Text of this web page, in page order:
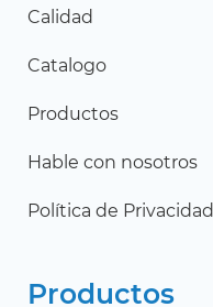
Calidad
Catalogo
Productos
Hable con nosotros
Política de Privacidad
Productos